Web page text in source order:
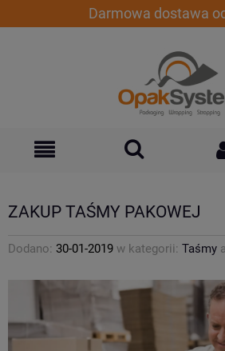
Darmowa dostawa
ZAKUP TAŚMY PAKOWEJ
Dodano: 30-01-2019 w kategorii: Taśmy